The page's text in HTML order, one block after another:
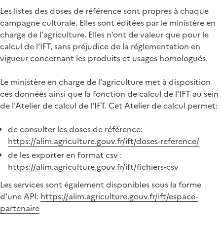
Les listes des doses de référence sont propres à chaque
campagne culturale. Elles sont éditées par le ministère en
charge de l'agriculture. Elles n’ont de valeur que pour le
calcul de l’IFT, sans préjudice de la réglementation en
vigueur concernant les produits et usages homologués.
Le ministère en charge de l'agriculture met à disposition
ces données ainsi que la fonction de calcul de l'IFT au sein
de l'Atelier de calcul de l'IFT. Cet Atelier de calcul permet:
de consulter les doses de référence:
https://alim.agriculture.gouv.fr/ift/doses-reference/
de les exporter en format csv :
https://alim.agriculture.gouv.fr/ift/fichiers-csv
Les services sont également disponibles sous la forme
d'une API: https://alim.agriculture.gouv.fr/ift/espace-
partenaire